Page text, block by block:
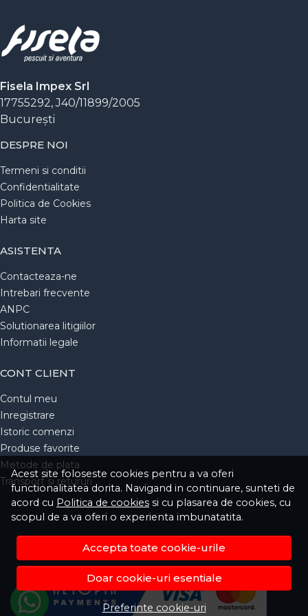
Acest site foloseste cookies pentru a va oferi
functionalitatea dorita. Navigand in continuare, sunteti de
acord cu Politica de cookies si cu plasarea de cookies, cu
scopul de a va oferi o experienta imbunatatita.
Accepta toate cookie-urile
Doar cookie-uri esentiale
Preferinte cookie-uri
Fisela Impex Srl
17755292, J40/11899/2005
Bucureşti
DESPRE NOI
Termeni si conditii
Confidentialitate
Politica de Cookies
Harta site
ASISTENTA
Contacteaza-ne
Intrebari frecvente
ANPC
Solutionarea litigiilor
Informatii legale
CONT CLIENT
Contul meu
Inregistrare
Istoric comenzi
Produse favorite
Metode de plata
Transport si retururi